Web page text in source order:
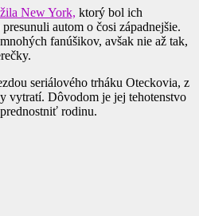
New York, ktorý bol ich
autom o čosi západnejšie.
fanúšikov, avšak nie až tak,
seriálového trháku Oteckovia, z
vytratí. Dôvodom je jej tehotenstvo
rodinu.